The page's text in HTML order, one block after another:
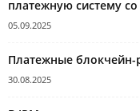
платежную систему
05.09.2025
Платежные блокчейн-
30.08.2025